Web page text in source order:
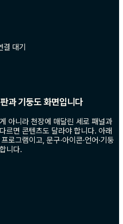
결 대기
과 기둥도 화면입니다
아니라 천장에 매달린 세로 패널과
르면 콘텐츠도 달라야 합니다. 아래
로그램이고, 문구·아이콘·언어·기둥
니다.